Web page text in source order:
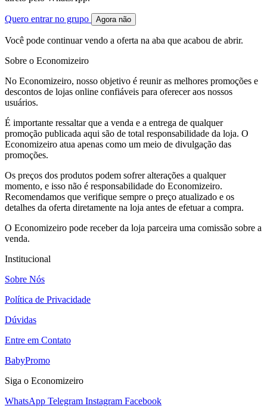
Quero entrar no grupo Agora não
Você pode continuar vendo a oferta na aba que acabou de abrir.
Sobre o Economizeiro
No Economizeiro, nosso objetivo é reunir as melhores promoções e
descontos de lojas online confiáveis para oferecer aos nossos
usuários.
É importante ressaltar que a venda e a entrega de qualquer
promoção publicada aqui são de total responsabilidade da loja. O
Economizeiro atua apenas como um meio de divulgação das
promoções.
Os preços dos produtos podem sofrer alterações a qualquer
momento, e isso não é responsabilidade do Economizeiro.
Recomendamos que verifique sempre o preço atualizado e os
detalhes da oferta diretamente na loja antes de efetuar a compra.
O Economizeiro pode receber da loja parceira uma comissão sobre a
venda.
Institucional
Sobre Nós
Política de Privacidade
Dúvidas
Entre em Contato
BabyPromo
Siga o Economizeiro
WhatsApp Telegram Instagram Facebook